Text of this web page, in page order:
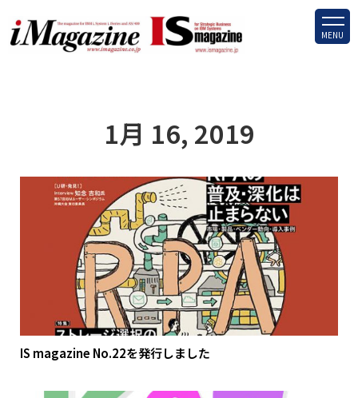
MENU
1月 16, 2019
IS magazine No.22を発行しました